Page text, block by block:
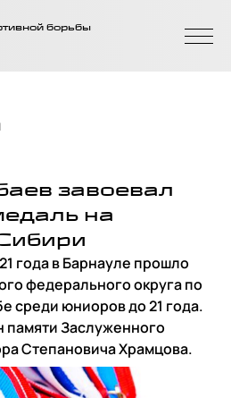
борьбы
завоевал
на
года в Барнауле прошло
федерального округа по
среди юниоров до 21 года.
Заслуженного
Степановича Храмцова.